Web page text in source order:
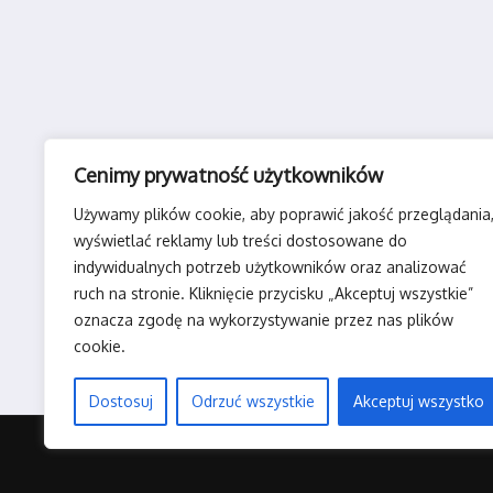
Cenimy prywatność użytkowników
Używamy plików cookie, aby poprawić jakość przeglądania,
wyświetlać reklamy lub treści dostosowane do
indywidualnych potrzeb użytkowników oraz analizować
ruch na stronie. Kliknięcie przycisku „Akceptuj wszystkie”
oznacza zgodę na wykorzystywanie przez nas plików
cookie.
Dostosuj Odrzuć wszystkie Akceptuj wszystko